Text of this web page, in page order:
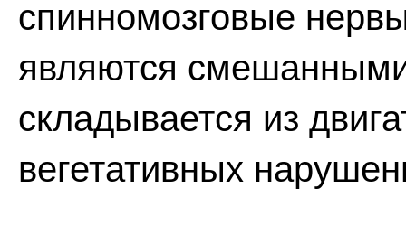
спинномозговые
являются
складывается из
вегетативных